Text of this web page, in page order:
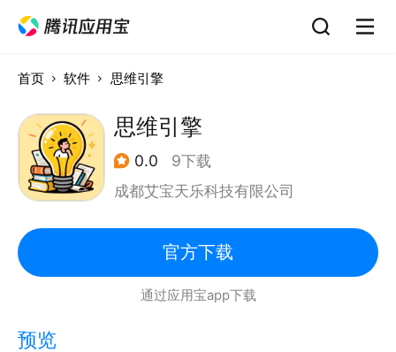
首页 软件 思维引擎
思维引擎
0.0
9下载
成都艾宝天乐科技有限公司
官方下载
通过应用宝app下载
预览